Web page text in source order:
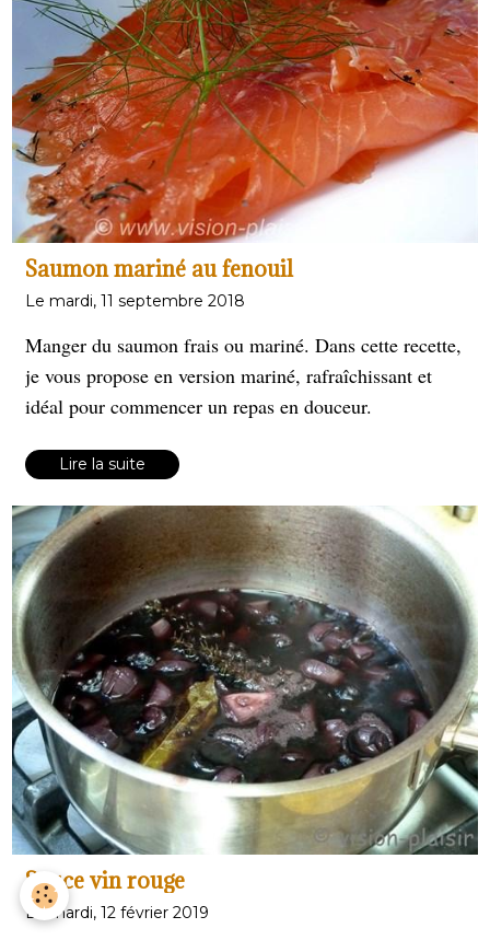
Saumon mariné au fenouil
Le mardi, 11 septembre 2018
Manger du saumon frais ou mariné. Dans cette recette,
je vous propose en version mariné, rafraîchissant et
idéal pour commencer un repas en douceur.
Lire la suite
Sauce vin rouge
Le mardi, 12 février 2019